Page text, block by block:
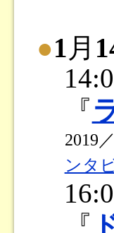
●1 月
『
2019
ンタ
『